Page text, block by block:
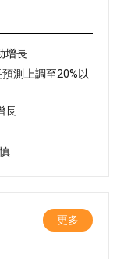
增長
測上調至20%以
長
更多